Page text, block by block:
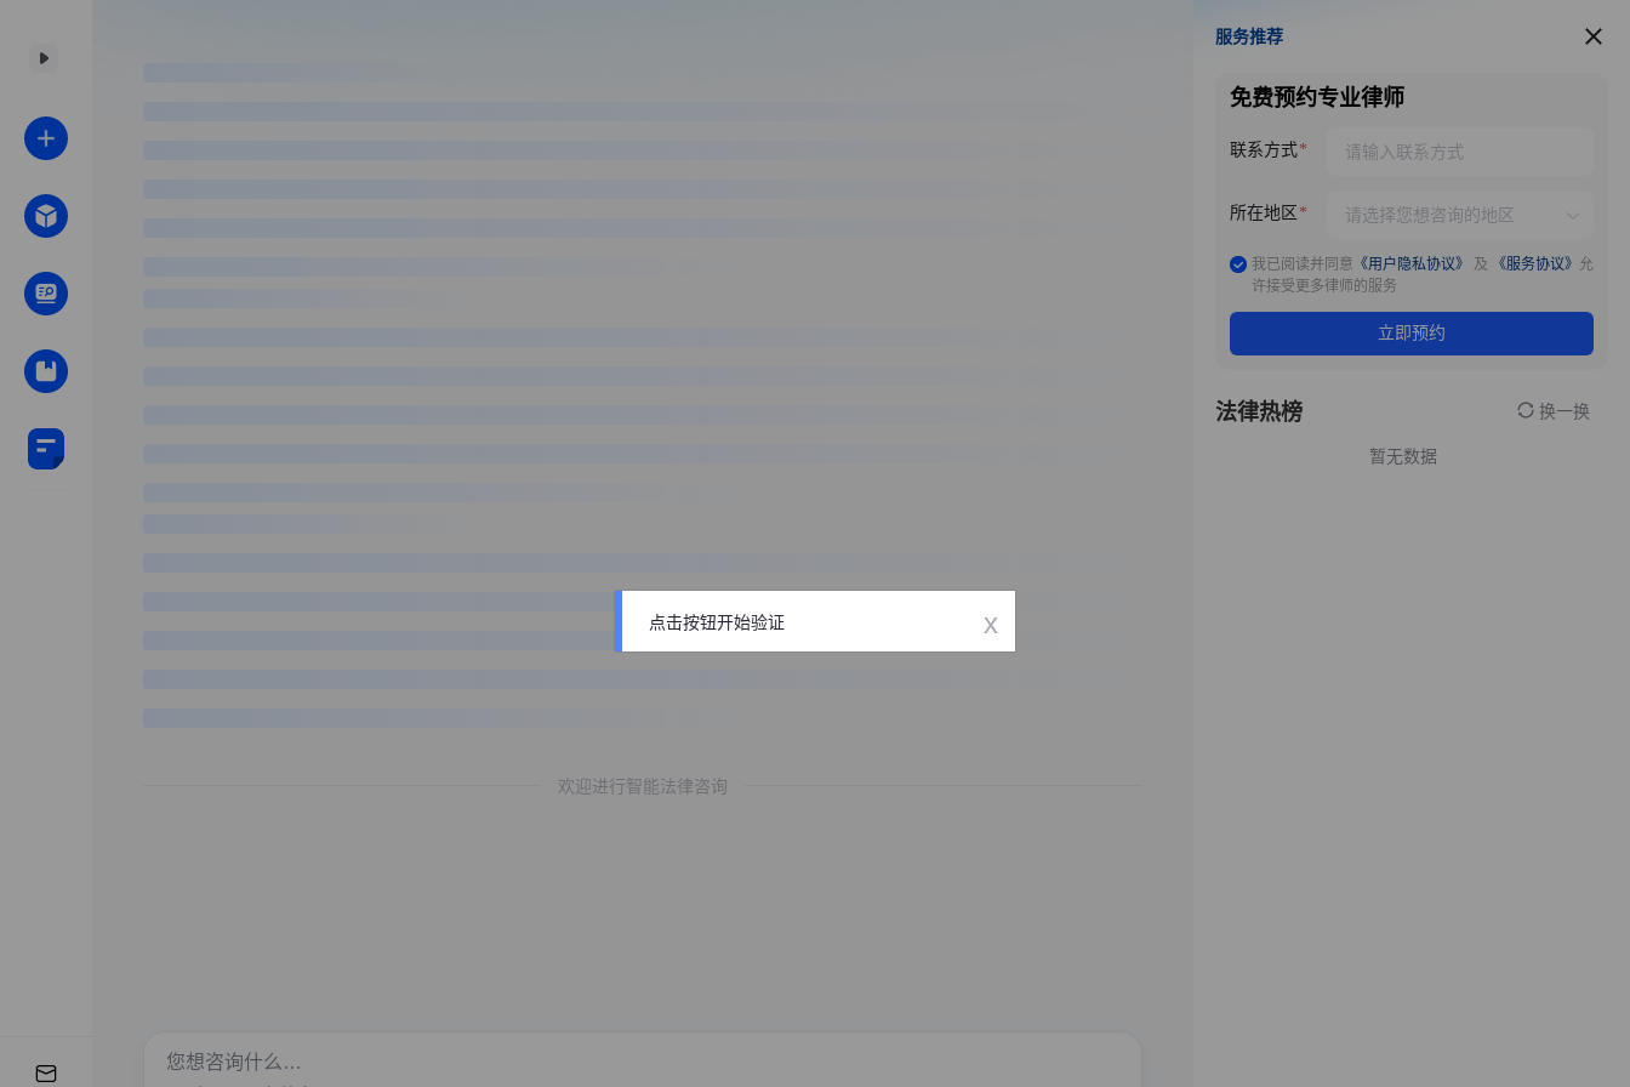
欢迎进行智能法律咨询
服务推荐
服务推荐
免费预约专业律师
联系方式
所在地区
我已阅读并同意 《用户隐私协议》 及 《服务协议》 允
许接受更多律师的服务
立即预约
法律热榜 换一换
暂无数据
点击按钮开始验证 x